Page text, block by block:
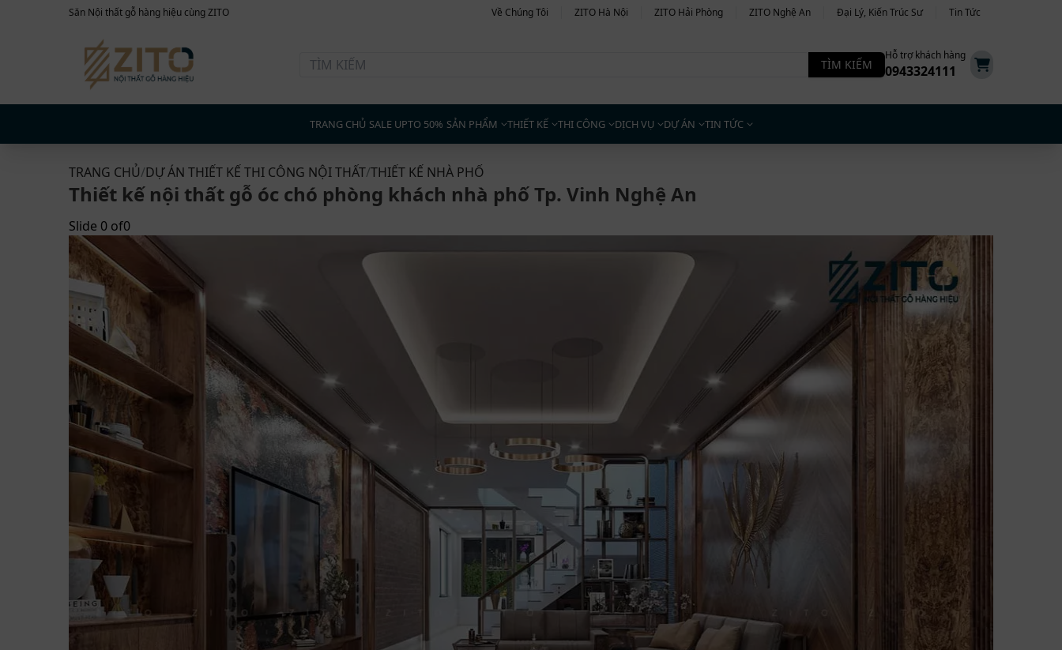
Săn Nội thất gỗ hàng hiệu cùng ZITO Về Chúng Tôi ZITO Hà Nội ZITO Hải Phòng ZITO Nghệ An Đại Lý, Kiến Trúc Sư Tin Tức
TÌM KIẾM
Hỗ trợ khách hàng
0943324111
TRANG CHỦ SALE UPTO 50% SẢN PHẨM THIẾT KẾ THI CÔNG DỊCH VỤ DỰ ÁN TIN TỨC
TRANG CHỦ/DỰ ÁN THIẾT KẾ THI CÔNG NỘI THẤT/THIẾT KẾ NHÀ PHỐ
Thiết kế nội thất gỗ óc chó phòng khách nhà phố Tp. Vinh Nghệ An
Slide 0 of0